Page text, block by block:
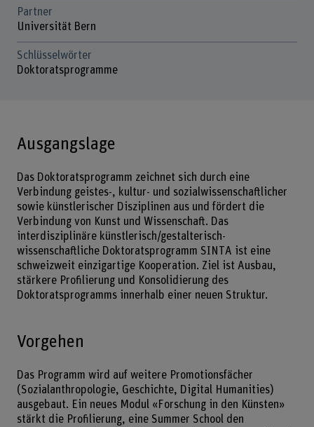
Partner
Universität Bern
Schlüsselwörter
Doktoratsprogramme
Ausgangslage
Das Doktoratsprogramm zeichnet sich durch eine
Verbindung geistes-, kultur- und sozialwissenschaftlicher
sowie künstlerischer Disziplinen aus und fördert die
Verbindung von Kunst und Wissenschaft. Das
interdisziplinäre künstlerisch/gestalterisch-
wissenschaftliche Doktoratsprogramm SINTA ist eine
schweizweit einzigartige Kooperation. Ziel ist Ausbau,
stärkere Profilierung und Konsolidierung des
Doktoratsprogramms innerhalb einer neuen Struktur.
Vorgehen
Das Programm wird auf weitere Promotionsfächer
(Sozialanthropologie, Geschichte, Digital Humanities)
ausgebaut. Ein neues Modul «Forschung in den Künsten»
stärkt die Profilierung, eine Summer School den